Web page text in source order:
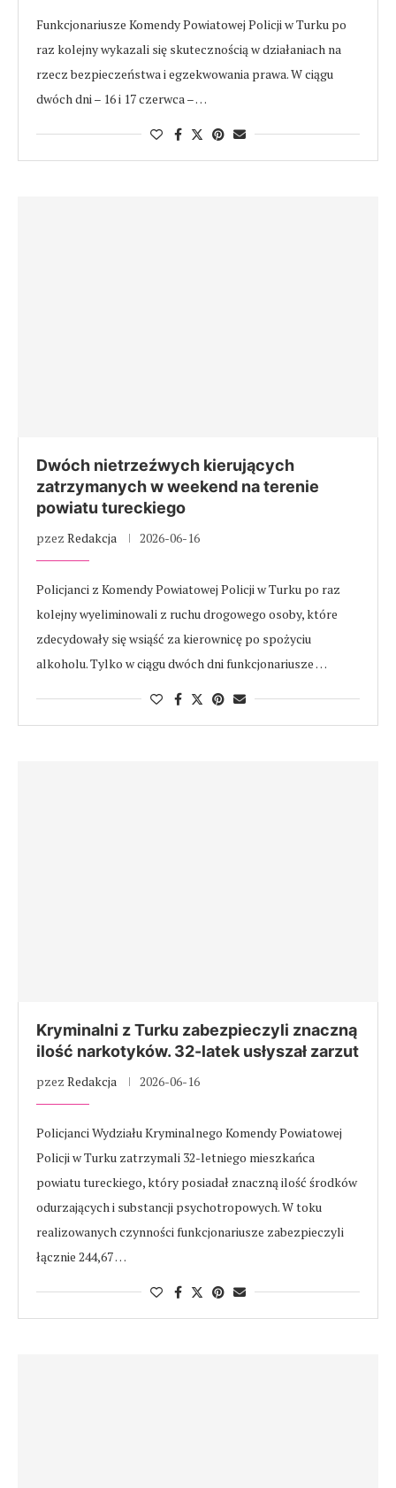
Funkcjonariusze Komendy Powiatowej Policji w Turku po
raz kolejny wykazali się skutecznością w działaniach na
rzecz bezpieczeństwa i egzekwowania prawa. W ciągu
dwóch dni – 16 i 17 czerwca – …
Dwóch nietrzeźwych kierujących
zatrzymanych w weekend na terenie
powiatu tureckiego
pzez Redakcja 2026-06-16
Policjanci z Komendy Powiatowej Policji w Turku po raz
kolejny wyeliminowali z ruchu drogowego osoby, które
zdecydowały się wsiąść za kierownicę po spożyciu
alkoholu. Tylko w ciągu dwóch dni funkcjonariusze …
Kryminalni z Turku zabezpieczyli znaczną
ilość narkotyków. 32-latek usłyszał zarzut
pzez Redakcja 2026-06-16
Policjanci Wydziału Kryminalnego Komendy Powiatowej
Policji w Turku zatrzymali 32-letniego mieszkańca
powiatu tureckiego, który posiadał znaczną ilość środków
odurzających i substancji psychotropowych. W toku
realizowanych czynności funkcjonariusze zabezpieczyli
łącznie 244,67 …